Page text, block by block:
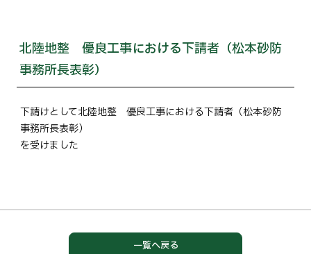
北陸地整 優良工事における下請者（松本砂防
事務所長表彰）
下請けとして北陸地整 優良工事における下請者（松本砂防
事務所長表彰）
を受けました
一覧へ戻る